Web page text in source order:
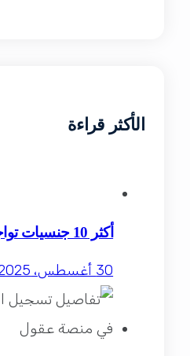
الأكثر قراءة
أكثر 10 جنسيات تواجداً في قطر 2025
30 أغسطس، 2025